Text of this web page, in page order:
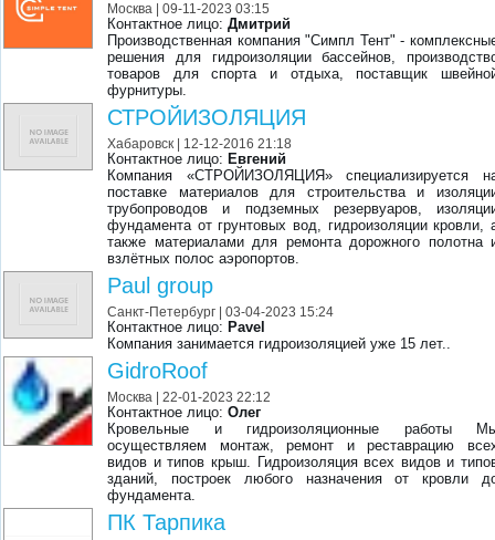
Москва | 09-11-2023 03:15
Контактное лицо:Дмитрий
Производственная компания "Симпл Тент" -
решения для гидроизоляции бассейнов,
товаров для спорта и отдыха, поставщик
фурнитуры.
СТРОЙИЗОЛЯЦИЯ
Хабаровск | 12-12-2016 21:18
Контактное лицо: Евгений
Компания «СТРОЙИЗОЛЯЦИЯ» специализируется
поставке материалов для строительства и
трубопроводов и подземных резервуаров,
фундамента от грунтовых вод, гидроизоляции кровли,
также материалами для ремонта дорожного полотна
взлётных полос аэропортов.
Paul group
Санкт-Петербург | 03-04-2023 15:24
Контактное лицо: Pavel
Компания занимается гидроизоляцией уже 15 лет..
GidroRoof
Москва | 22-01-2023 22:12
Контактное лицо:Олег
Кровельные и гидроизоляционные работы
осуществляем монтаж, ремонт и реставрацию
видов и типов крыш. Гидроизоляция всех видов и
зданий, построек любого назначения от кровли
фундамента.
ПК Тарпика